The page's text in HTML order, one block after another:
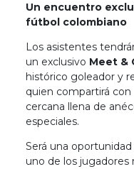
Un encuentro
fútbol colombiano
Los asistentes
un exclusivo Meet &
histórico goleador y
quien compartirá
cercana llena de
especiales.
Será una
uno de los jugadores